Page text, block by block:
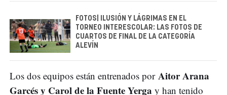
FOTOS| ILUSIÓN Y LÁGRIMAS EN EL
TORNEO INTERESCOLAR: LAS FOTOS DE
CUARTOS DE FINAL DE LA CATEGORÍA
ALEVÍN
Los dos equipos están entrenados porAitor Arana
Garcés y Carol de la Fuente Yerga y han tenido